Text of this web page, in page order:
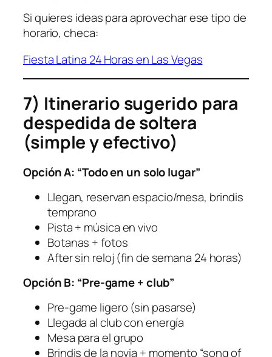
Si quieres ideas para aprovechar ese tipo de
horario, checa:
Fiesta Latina 24 Horas en Las Vegas
7) Itinerario sugerido para
despedida de soltera
(simple y efectivo)
Opción A: “Todo en un solo lugar”
Llegan, reservan espacio/mesa, brindis
temprano
Pista + música en vivo
Botanas + fotos
After sin reloj (fin de semana 24 horas)
Opción B: “Pre-game + club”
Pre-game ligero (sin pasarse)
Llegada al club con energía
Mesa para el grupo
Brindis de la novia + momento “song of